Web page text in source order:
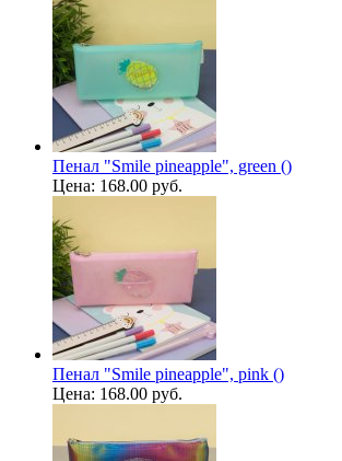
Пенал "Smile pineapple", green ()
Цена: 168.00 руб.
Пенал "Smile pineapple", pink ()
Цена: 168.00 руб.